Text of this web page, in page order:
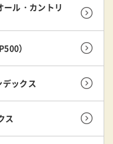
ル・カントリ
）
ックス
ス